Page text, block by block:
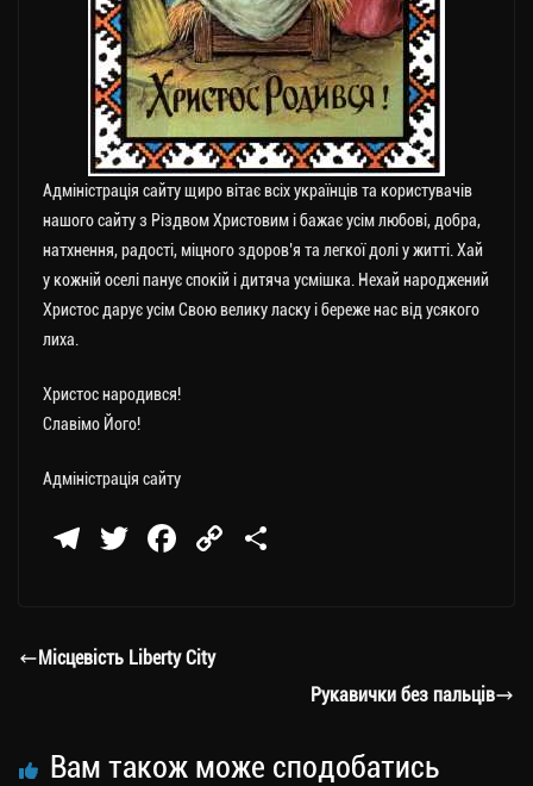
Адміністрація сайту щиро вітає всіх українців та користувачів
нашого сайту з Різдвом Христовим і бажає усім любові, добра,
натхнення, радості, міцного здоров’я та легкої долі у житті. Хай
у кожній оселі панує спокій і дитяча усмішка. Нехай народжений
Христос дарує усім Свою велику ласку і береже нас від усякого
лиха.
Христос народився!
Славімо Його!
Адміністрація сайту
Te
a
T
er
Fa
ok
C
Місцевість Liberty City
Рукавички без пальців
Вам також може сподобатись